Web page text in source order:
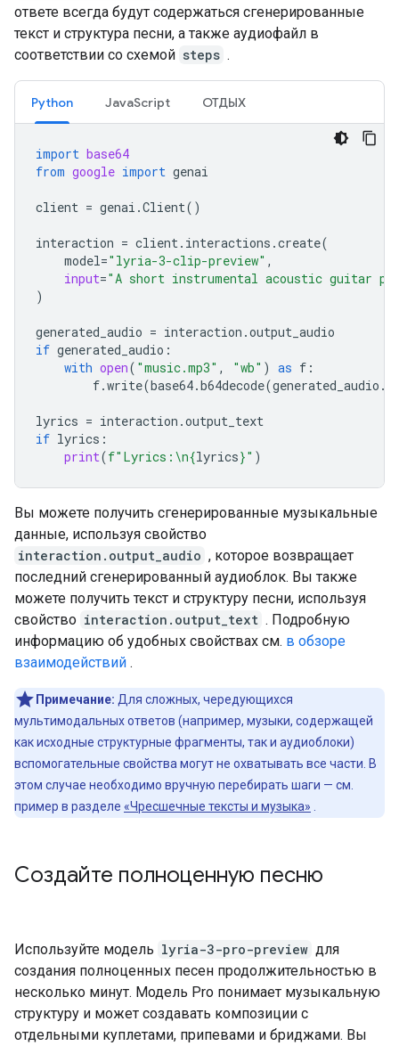
ответе всегда будут содержаться сгенерированные
текст и структура песни, а также аудиофайл в
соответствии со схемой steps .
Python JavaScript ОТДЫХ
import base64
from google import genai
client = genai .Client()
interaction = client. interactions .create(
model="lyria-3-clip-preview" ,
input="A short instrumental acoustic guitar
)
generated_audio = interaction .output_audio
if generated_audio :
with open( "music.mp3" , "wb" ) as f :
f.write(base64.b64decode(generated_audio .
lyrics = interaction .output_text
if lyrics :
print(f"Lyrics: \n{lyrics}" )
Вы можете получить сгенерированные музыкальные
данные, используя свойство
interaction.output_audio , которое возвращает
последний сгенерированный аудиоблок. Вы также
можете получить текст и структуру песни, используя
свойство interaction.output_text . Подробную
информацию об удобных свойствах см. в обзоре
взаимодействий .
Примечание: Для сложных, чередующихся
мультимодальных ответов (например, музыки, содержащей
как исходные структурные фрагменты, так и аудиоблоки)
вспомогательные свойства могут не охватывать все части. В
этом случае необходимо вручную перебирать шаги — см.
пример в разделе «Чресшечные тексты и музыка»
Создайте полноценную песню
Используйте модель lyria-3-pro-preview для
создания полноценных песен продолжительностью в
несколько минут. Модель Pro понимает музыкальную
структуру и может создавать композиции с
отдельными куплетами, припевами и бриджами. Вы